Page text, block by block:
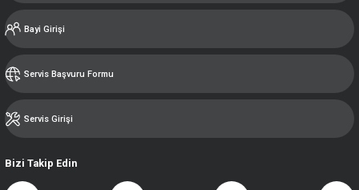
Bayi Girişi
Servis Başvuru Formu
Servis Girişi
Bizi Takip Edin